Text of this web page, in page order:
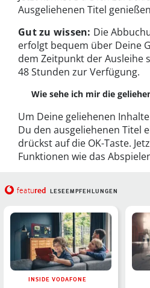
Ausgeliehenen Titel
Gut zu wissen: Die
erfolgt bequem über Deine
dem Zeitpunkt der Ausleihe
48 Stunden zur Verfügung.
Wie sehe ich mir die
Um Deine geliehenen
Du den ausgeliehenen Titel
drückst auf die OK-Taste.
Funktionen wie das
featured LESEEMPFEHLUNGEN
INSIDE VODAFONE